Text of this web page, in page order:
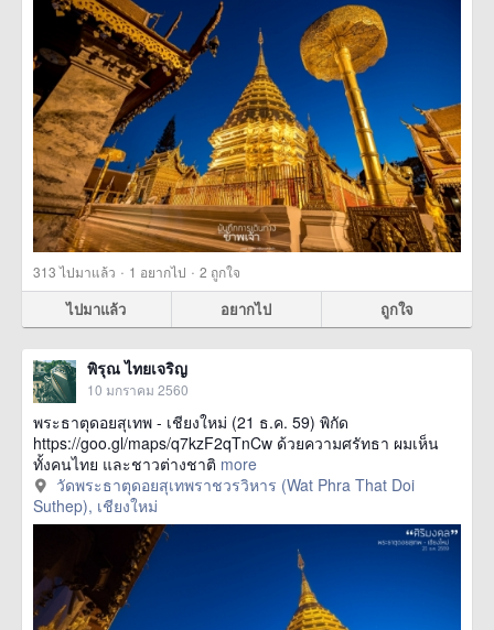
313ไปมาแล้ว · 1 อยากไป · 2 ถูกใจ
ไปมาแล้ว อยากไป ถูกใจ
พิรุณ ไทยเจริญ
10 มกราคม 2560
พระธาตุดอยสุเทพ - เชียงใหม่ (21 ธ.ค. 59) พิกัด
https://goo.gl/maps/q7kzF2qTnCw ด้วยความศรัทธา ผมเห็น
ทั้งคนไทย และชาวต่างชาติ more
วัดพระธาตุดอยสุเทพราชวรวิหาร (Wat Phra That Doi
Suthep), เชียงใหม่